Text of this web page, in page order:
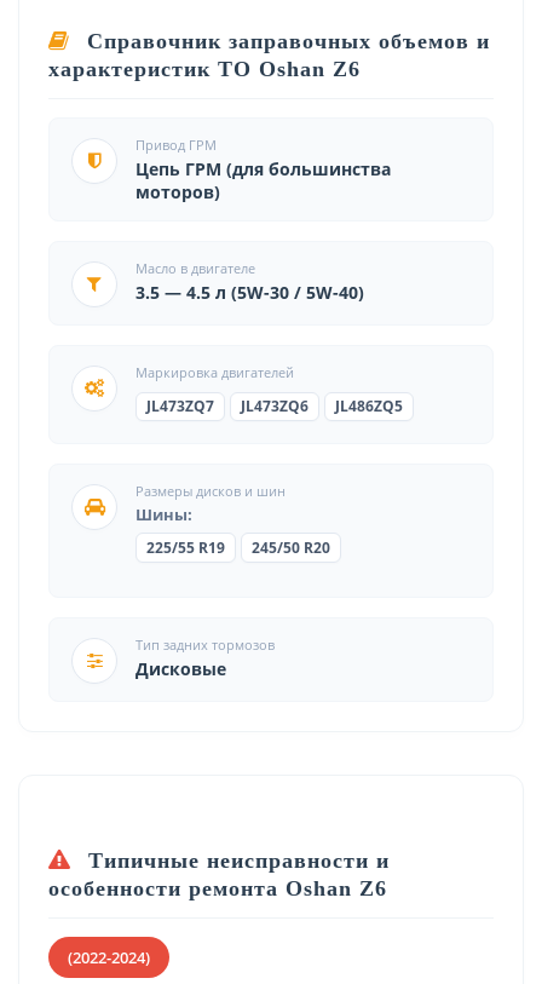
Справочник заправочных объемов и
характеристик ТО Oshan Z6
Привод ГРМ
Цепь ГРМ (для большинства
моторов)
Масло в двигателе
3.5 — 4.5 л (5W-30 / 5W-40)
Маркировка двигателей
JL473ZQ7
JL473ZQ6 JL486ZQ5
Размеры дисков и шин
Шины:
225/55 R19 245/50 R20
Тип задних тормозов
Дисковые
Типичные неисправности и
особенности ремонта Oshan Z6
(2022-2024)